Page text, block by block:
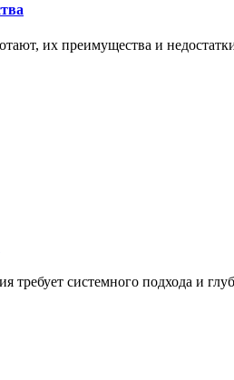
их преимущества и
требует системного подхода и